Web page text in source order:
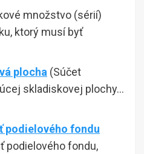
množstvo (sérií)
ktorý musí byť
plocha (Súčet
skladiskovej plochy…
podielového fondu
podielového fondu,